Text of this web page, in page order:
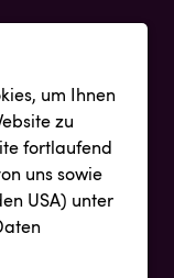
um Ihnen
zu
fortlaufend
uns sowie
USA) unter